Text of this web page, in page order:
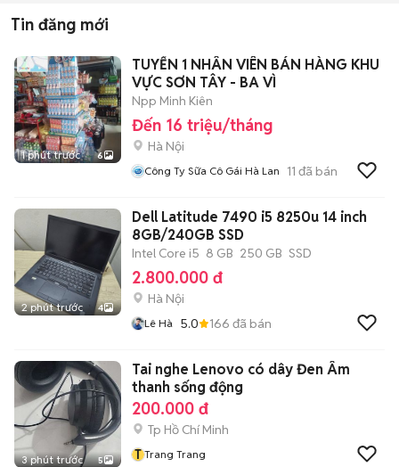
Tin đăng mới
1 phút trước 6
TUYỂN 1 NHÂN VIÊN BÁN HÀNG KHU
VỰC SƠN TÂY - BA VÌ
Npp Minh Kiên
Đến 16 triệu/tháng
Hà Nội
Công Ty Sữa Cô Gái Hà Lan 11 đã bán
2 phút trước 4
Dell Latitude 7490 i5 8250u 14 inch
8GB/240GB SSD
Intel Core i5 8 GB 250 GB SSD
2.800.000 đ
Hà Nội
Lê Hà 5.0 166 đã bán
3 phút trước 5
Tai nghe Lenovo có dây Đen Âm
thanh sống động
200.000 đ
Tp Hồ Chí Minh
T Trang Trang